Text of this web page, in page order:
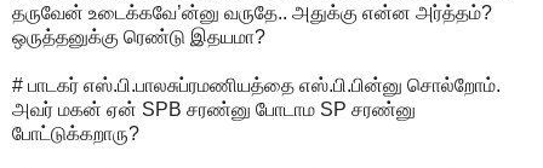
தருவேன் உடைக்கவே’ன்னு வருதே.. அதுக்கு என்ன அர்த்தம்?
ஒருத்தனுக்கு ரெண்டு இதயமா?
# பாடகர் எஸ்.பி.பாலசுப்ரமணியத்தை எஸ்.பி.பின்னு சொல்றோம்.
அவர் மகன் ஏன் SPB சரண்னு போடாம SP சரண்னு
போட்டுக்கறாரு?